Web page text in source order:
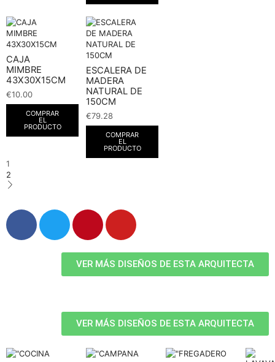
CAJA
MIMBRE
43X30X15CM
€10.00
COMPRAR
EL
PRODUCTO
ESCALERA DE
MADERA
NATURAL DE
150CM
€79.28
COMPRAR
EL
PRODUCTO
1
2
VER MÁS DISEÑOS DE ESTA ARQUITECTA
VER MÁS DISEÑOS DE ESTA ARQUITECTA